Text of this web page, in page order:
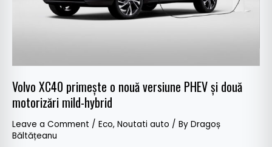
Volvo XC40 primește o nouă versiune PHEV și două
motorizări mild-hybrid
Leave a Comment / Eco, Noutati auto / By Dragoș
Băltățeanu